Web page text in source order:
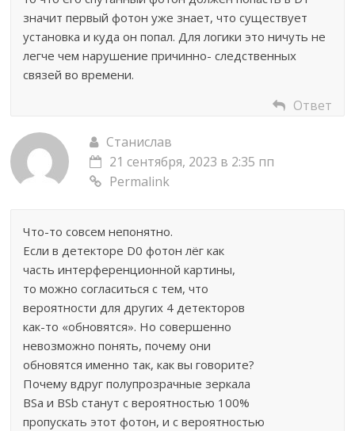
значит первый фотон уже знает, что существует
установка и куда он попал. Для логики это ничуть не
легче чем нарушение причинно- следственных
связей во времени.
Ответ
Станислав
21 сентября, 2023 в 2:35 пп
Permalink
Что-то совсем непонятно.
Если в детекторе D0 фотон лёг как
часть интерференционной картины,
то можно согласиться с тем, что
вероятности для других 4 детекторов
как-то «обновятся». Но совершенно
невозможно понять, почему они
обновятся именно так, как вы говорите?
Почему вдруг полупрозрачные зеркала
BSa и BSb станут с вероятностью 100%
пропускать этот фотон, и с вероятностью